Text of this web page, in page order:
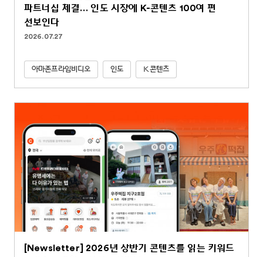
파트너십 체결… 인도 시장에 K-콘텐츠 100여 편
선보인다
2026.07.27
아마존프라임비디오 인도 K콘텐츠
[Newsletter] 2026년 상반기 콘텐츠를 읽는 키워드